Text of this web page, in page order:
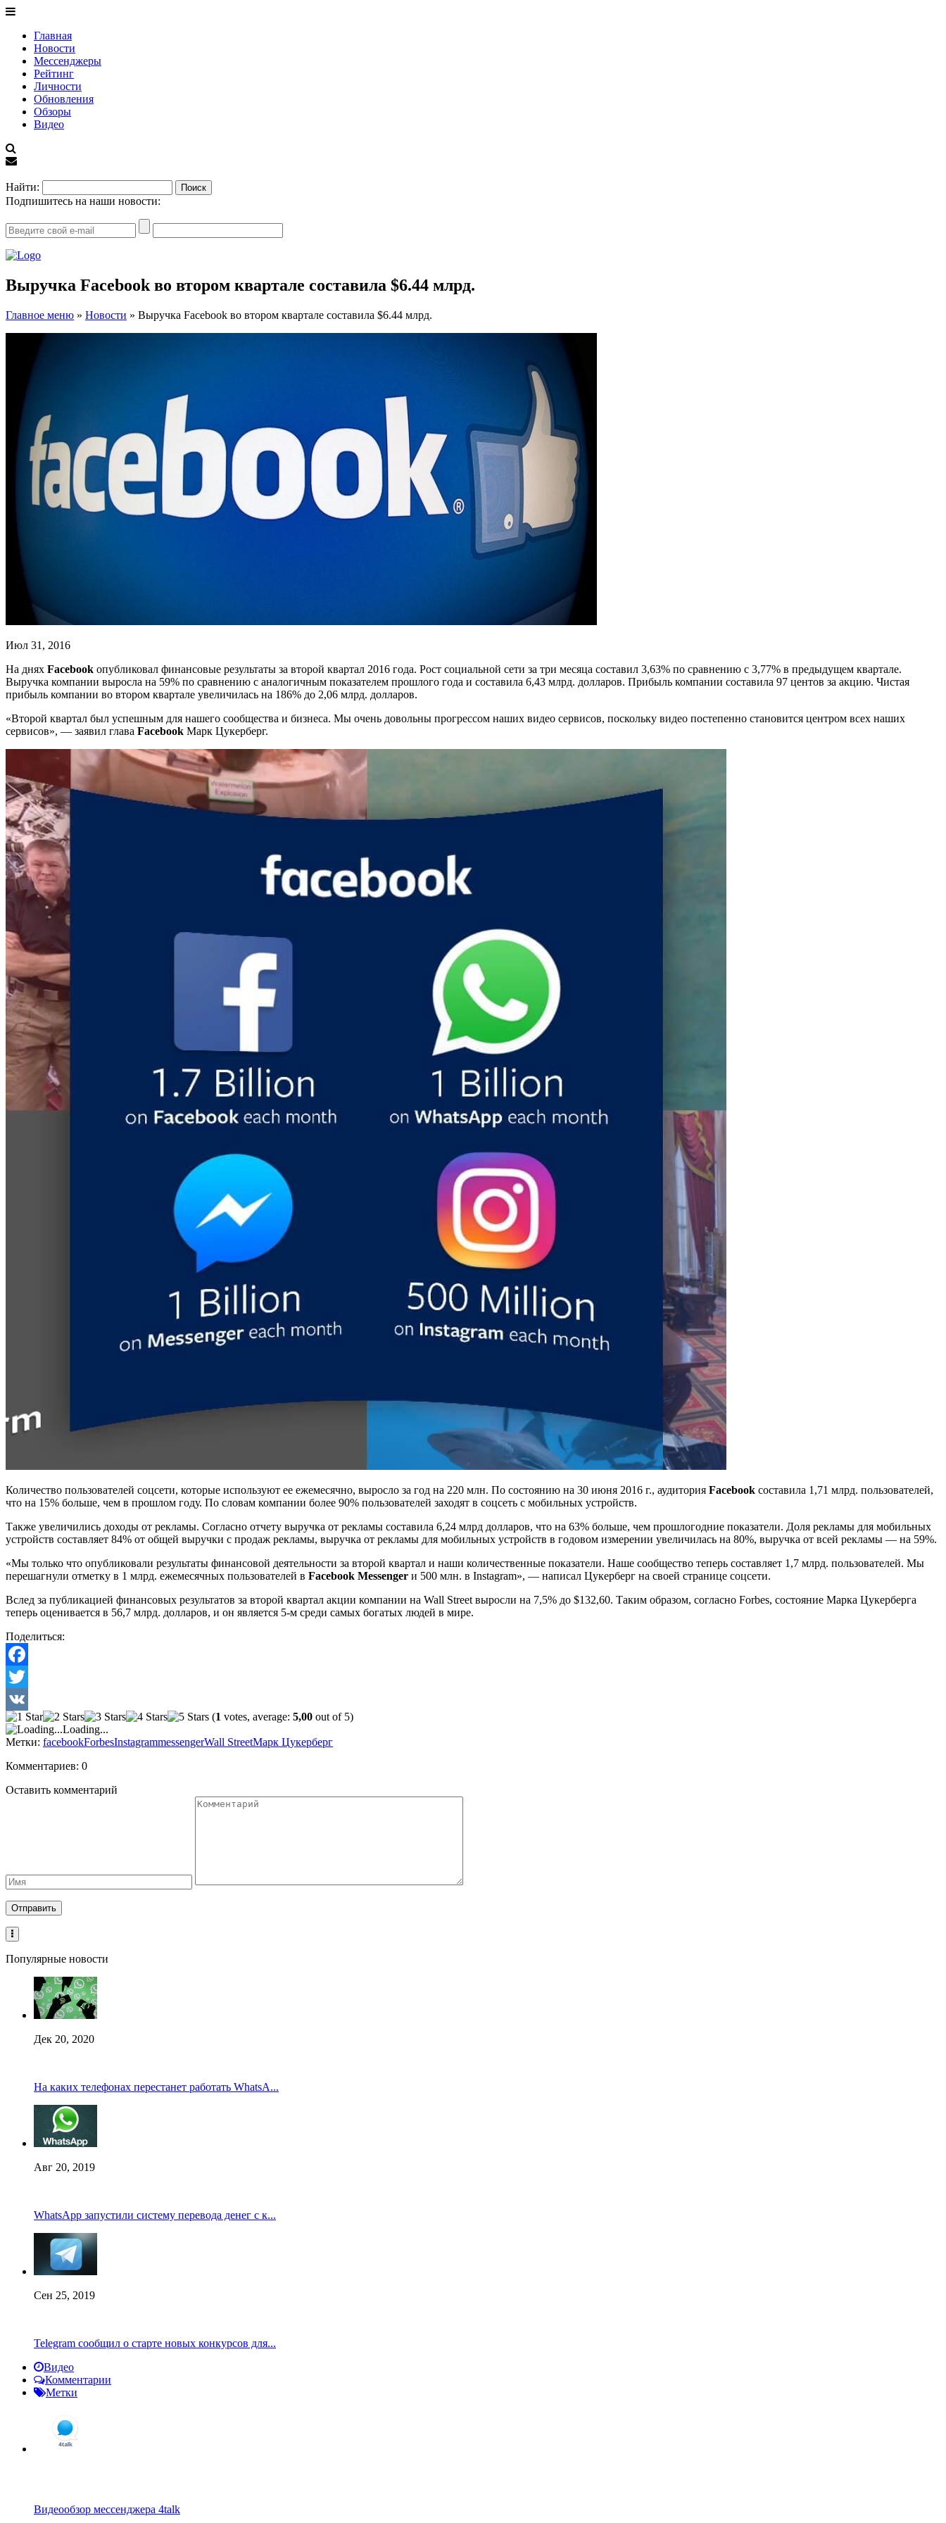
Главная
Новости
Мессенджеры
Рейтинг
Личности
Обновления
Обзоры
Видео
Найти:
Подпишитесь на наши новости:
Выручка Facebook во втором квартале составила $6.44 млрд.
Главное меню » Новости » Выручка Facebook во втором квартале составила $6.44 млрд.
Июл 31, 2016
На днях Facebook опубликовал финансовые результаты за второй квартал 2016 года. Рост социальной сети за три месяца составил 3,63% по сравнению с 3,77% в предыдущем квартале.
Выручка компании выросла на 59% по сравнению с аналогичным показателем прошлого года и составила 6,43 млрд. долларов. Прибыль компании составила 97 центов за акцию. Чистая
прибыль компании во втором квартале увеличилась на 186% до 2,06 млрд. долларов.
«Второй квартал был успешным для нашего сообщества и бизнеса. Мы очень довольны прогрессом наших видео сервисов, поскольку видео постепенно становится центром всех наших
сервисов», — заявил глава Facebook Марк Цукерберг.
Количество пользователей соцсети, которые используют ее ежемесячно, выросло за год на 220 млн. По состоянию на 30 июня 2016 г., аудитория Facebook составила 1,71 млрд. пользователей,
что на 15% больше, чем в прошлом году. По словам компании более 90% пользователей заходят в соцсеть с мобильных устройств.
Также увеличились доходы от рекламы. Согласно отчету выручка от рекламы составила 6,24 млрд долларов, что на 63% больше, чем прошлогодние показатели. Доля рекламы для мобильных
устройств составляет 84% от общей выручки с продаж рекламы, выручка от рекламы для мобильных устройств в годовом измерении увеличилась на 80%, выручка от всей рекламы — на 59%.
«Мы только что опубликовали результаты финансовой деятельности за второй квартал и наши количественные показатели. Наше сообщество теперь составляет 1,7 млрд. пользователей. Мы
перешагнули отметку в 1 млрд. ежемесячных пользователей в Facebook Messenger и 500 млн. в Instagram», — написал Цукерберг на своей странице соцсети.
Вслед за публикацией финансовых результатов за второй квартал акции компании на Wall Street выросли на 7,5% до $132,60. Таким образом, согласно Forbes, состояние Марка Цукерберга
теперь оценивается в 56,7 млрд. долларов, и он является 5-м среди самых богатых людей в мире.
Поделиться:
Facebook
Twitter
VK
(1 votes, average: 5,00 out of 5)
Loading...
Метки: facebookForbesInstagrammessengerWall StreetМарк Цукерберг
Комментариев: 0
Оставить комментарий
Популярные новости
Дек 20, 2020
На каких телефонах перестанет работать WhatsA...
Авг 20, 2019
WhatsApp запустили систему перевода денег с к...
Сен 25, 2019
Telegram сообщил о старте новых конкурсов для...
Видео
Комментарии
Метки
Видеообзор мессенджера 4talk